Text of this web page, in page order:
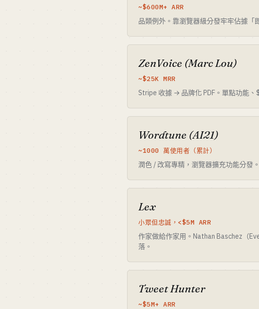
~$600M+ ARR
品類例外。靠瀏覽器級分發牢牢佔據
ZenVoice (Marc Lou)
~$25K MRR
Stripe 收據 → 品牌化 PDF。單點功能
Wordtune (AI21)
~1000 萬使用者（累計）
潤色 / 改寫專精，瀏覽器擴充功能分發
Lex
小眾但忠誠，<$5M ARR
作家做給作家用。Nathan Baschez（
落。
Tweet Hunter
~$5M+ ARR